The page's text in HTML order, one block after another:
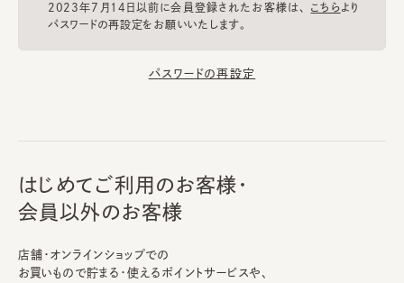
2023年7月14日以前に会員登録されたお客様は、 こちらより
パスワードの再設定をお願いいたします。
パスワードの再設定
はじめてご利用のお客様・
会員以外のお客様
店舗・オンラインショップでの
お買いもので貯まる・使えるポイントサービスや、